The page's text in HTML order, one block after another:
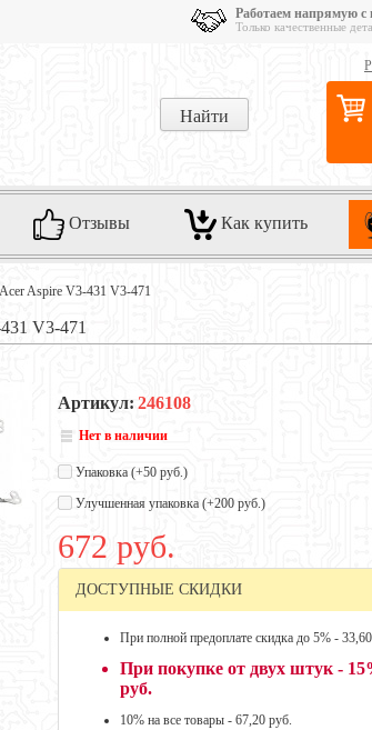
Работаем напрямую с
Только качественные
Отзывы Как купить
Aspire V3-431 V3-471
V3-471
Артикул: 246108
Нет в наличии
Упаковка (+50 руб.)
Улучшенная упаковка (+200 руб.)
672 руб.
ДОСТУПНЫЕ СКИДКИ
При полной предоплате скидка до 5% -
При покупке от двух штук -
руб.
10% на все товары - 67,20 руб.